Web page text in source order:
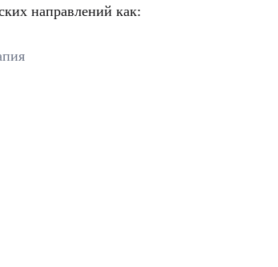
направлений как: